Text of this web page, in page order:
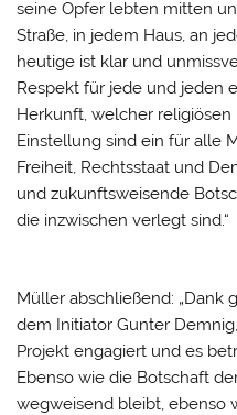
seine Opfer lebten mitten
Straße, in jedem Haus, an
heutige ist klar und
Respekt für jede und jeden
Herkunft, welcher
Einstellung sind ein für alle
Freiheit, Rechtsstaat und
und zukunftsweisende
die inzwischen verlegt sind.“
Müller abschließend: „Dank
dem Initiator Gunter
Projekt engagiert und es
Ebenso wie die Botschaft
wegweisend bleibt, ebenso